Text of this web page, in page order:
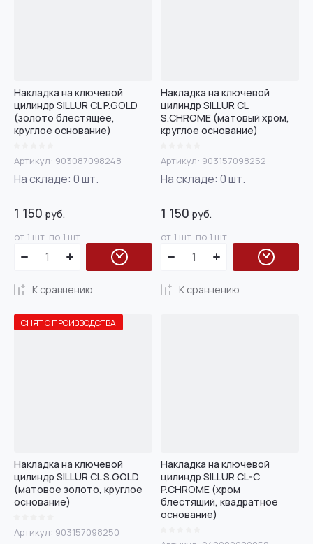
Накладка на ключевой
цилиндр SILLUR CL P.GOLD
(золото блестящее,
круглое основание)
Артикул: 903087098248
На складе: 0шт.
1 150 руб.
от 1 шт. по 1 шт.
К сравнению
Накладка на ключевой
цилиндр SILLUR CL
S.CHROME (матовый хром,
круглое основание)
Артикул: 903157098252
На складе: 0шт.
1 150 руб.
от 1 шт. по 1 шт.
К сравнению
СНЯТ С ПРОИЗВОДСТВА
Накладка на ключевой
цилиндр SILLUR CL S.GOLD
(матовое золото, круглое
основание)
Артикул: 903157098250
Накладка на ключевой
цилиндр SILLUR CL-C
P.CHROME (хром
блестящий, квадратное
основание)